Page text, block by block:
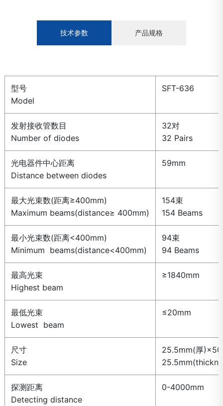
技术参数 产品规格
型号
Model
SFT-636
发射接收管数目
Number of diodes
32对
32 Pairs
光电器件中心距离
Distance between diodes
59mm
最大光束数(距离≥400mm)
Maximum beams(distance≥ 400mm)
154束
154 Beams
最小光束数(距离<400mm)
Minimum beams(distance<400mm)
94束
94 Beams
最高光束
Highest beam
≥1840mm
最低光束
Lowest beam
≤20mm
尺寸
Size
25.5mm(厚
探测距离
Detecting distance
0-4000mm